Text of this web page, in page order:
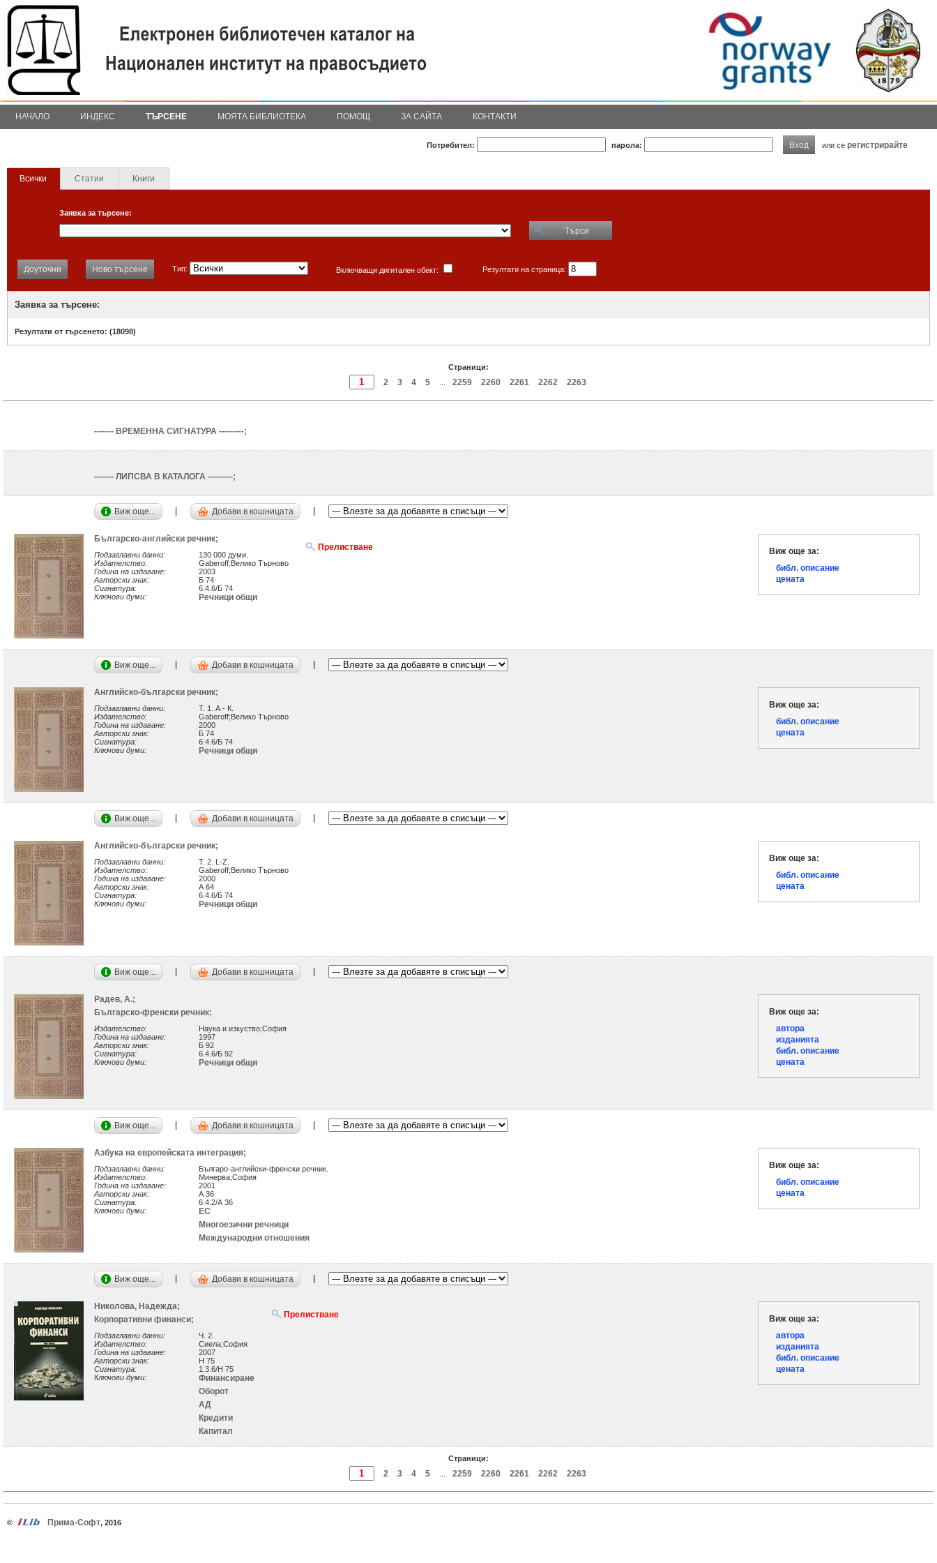
НАЧАЛО ИНДЕКС ТЪРСЕНЕ МОЯТА БИБЛИОТЕКА ПОМОЩ ЗА САЙТА КОНТАКТИ
Потребител: парола: Вход или се регистрирайте
Всички Статии Книги
Заявка за търсене:
Търси
Доуточни Ново търсене Тип: Включващи дигитален обект: Резултати на страница:
Заявка за търсене:
Резултати от търсенето: (18098)
Страници:
2 3 4 5 2259 2260 2261 2262 2263
------- ВРЕМЕННА СИГНАТУРА ---------;
------- ЛИПСВА В КАТАЛОГА ---------;
Виж още... Добави в кошницата
Българско-английски речник;
Подзаглавни данни:
130 000 думи.
Издателство:
Gaberoff;Велико Търново
Година на издаване:
2003
Авторски знак:
Б 74
Сигнатура:
6.4.6/Б 74
Ключови думи:
Речници общи
Прелистване
Виж още за:
библ. описание
цената
Виж още... Добави в кошницата
Английско-български речник;
Подзаглавни данни:
Т. 1. А - К.
Издателство:
Gaberoff;Велико Търново
Година на издаване:
2000
Авторски знак:
Б 74
Сигнатура:
6.4.6/Б 74
Ключови думи:
Речници общи
Виж още за:
библ. описание
цената
Виж още... Добави в кошницата
Английско-български речник;
Подзаглавни данни:
Т. 2. L-Z.
Издателство:
Gaberoff;Велико Търново
Година на издаване:
2000
Авторски знак:
А 64
Сигнатура:
6.4.6/Б 74
Ключови думи:
Речници общи
Виж още за:
библ. описание
цената
Виж още... Добави в кошницата
Радев, А.;
Българско-френски речник;
Издателство:
Наука и изкуство;София
Година на издаване:
1997
Авторски знак:
Б 92
Сигнатура:
6.4.6/Б 92
Ключови думи:
Речници общи
Виж още за:
автора
изданията
библ. описание
цената
Виж още... Добави в кошницата
Азбука на европейската интеграция;
Подзаглавни данни:
Българо-английски-френски речник.
Издателство:
Минерва;София
Година на издаване:
2001
Авторски знак:
А 36
Сигнатура:
6.4.2/А 36
Ключови думи:
ЕС
Многоезични речници
Международни отношения
Виж още за:
библ. описание
цената
Виж още... Добави в кошницата
Николова, Надежда;
Корпоративни финанси;
Подзаглавни данни:
Ч. 2.
Издателство:
Сиела;София
Година на издаване:
2007
Авторски знак:
Н 75
Сигнатура:
1.3.6/Н 75
Ключови думи:
Финансиране
Оборот
АД
Кредити
Капитал
Прелистване
Виж още за:
автора
изданията
библ. описание
цената
Страници:
2 3 4 5 2259 2260 2261 2262 2263
© Прима-Софт, 2016